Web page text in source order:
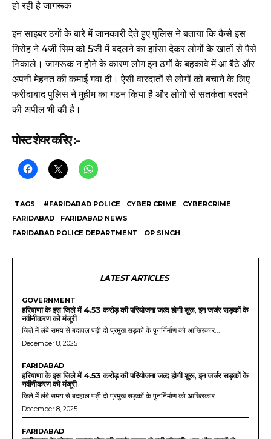
इन साइबर ठगों के बारे में जानकारी देते हुए पुलिस ने बताया कि कैसे इस
गिरोह ने 4जी सिम को 5जी में बदलने का झांसा देकर लोगों के खातों से पैसे
निकाले। जागरूक न होने के कारण लोग इन ठगों के बहकावे में आ बैठे और
अपनी मेहनत की कमाई गवा दी। ऐसी वारदातों से लोगों को बचाने के लिए
फरीदाबाद पुलिस ने मुहीम का गठन किया है और लोगों से सतर्कता बरतने
की अपील भी की है।
पोस्ट शेयर करिए :-
TAGS #FARIDABAD POLICE CYBER CRIME
CYBERCRIME
FARIDABAD
FARIDABAD NEWS
FARIDABAD POLICE DEPARTMENT
OP SINGH
LATEST ARTICLES
GOVERNMENT
हरियाणा के इस जिले में 4.53 करोड़ की परियोजना जल्द होगी शुरू, इन जर्जर सड़कों के
नवीनीकरण को मंजूरी
जिले में लंबे समय से बदहाल पड़ी दो प्रमुख सड़कों के पुनर्निर्माण को आखिरकार...
December 8, 2025
FARIDABAD
हरियाणा के इस जिले में 4.53 करोड़ की परियोजना जल्द होगी शुरू, इन जर्जर सड़कों के
नवीनीकरण को मंजूरी
जिले में लंबे समय से बदहाल पड़ी दो प्रमुख सड़कों के पुनर्निर्माण को आखिरकार...
December 8, 2025
FARIDABAD